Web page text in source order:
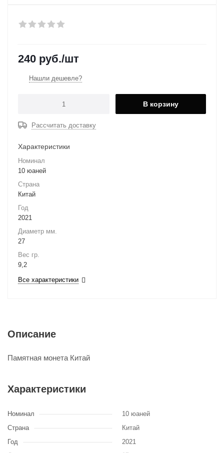
240 руб./шт
Нашли дешевле?
В корзину
Рассчитать доставку
Характеристики
Номинал
10 юаней
Страна
Китай
Год
2021
Диаметр мм.
27
Вес гр.
9,2
Все характеристики
Описание
Памятная монета Китай
Характеристики
Номинал
10 юаней
Страна
Китай
Год
2021